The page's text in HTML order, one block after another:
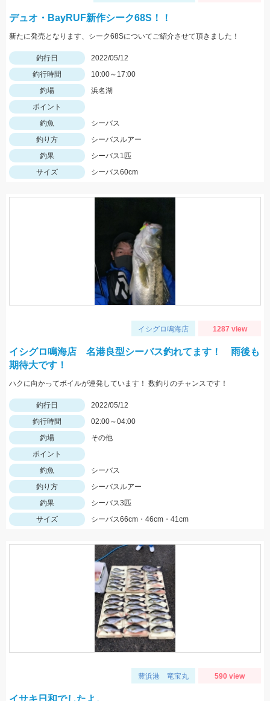
デュオ・BayRUF新作シーク68S！！
新たに発売となります、シーク68Sについてご紹介させて頂きました！
釣行日
2022/05/12
釣行時間
10:00～17:00
釣場
浜名湖
ポイント
釣魚
シーバス
釣り方
シーバスルアー
釣果
シーバス1匹
サイズ
シーバス60cm
イシグロ鳴海店 1287 view
イシグロ鳴海店 名港良型シーバス釣れてます！ 雨後も
期待大です！
ハクに向かってボイルが連発しています！ 数釣りのチャンスです！
釣行日
2022/05/12
釣行時間
02:00～04:00
釣場
その他
ポイント
釣魚
シーバス
釣り方
シーバスルアー
釣果
シーバス3匹
サイズ
シーバス66cm・46cm・41cm
豊浜港 竜宝丸 590 view
イサキ日和でしたよ。